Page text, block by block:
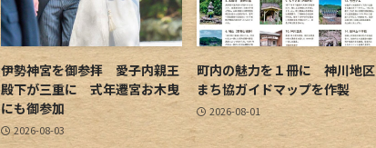
伊勢神宮を御参拝 愛子内親王
殿下が三重に 式年遷宮お木曳
にも御参加
2026-08-03
町内の魅力を１冊に 神川地区
まち協ガイドマップを作製
2026-08-01